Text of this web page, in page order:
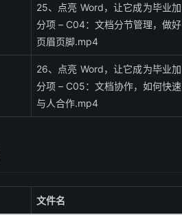
25、点亮 Word，让它成为毕业加
分项 – C04：文档分节管理，做好
页眉页脚.mp4
26、点亮 Word，让它成为毕业加
分项 – C05：文档协作，如何快速
与人合作.mp4
文件名